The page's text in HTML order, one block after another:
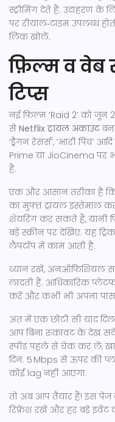
स्ट्रीमिंग देते हैं. उदाहरण के
पर रीयाल‑टाइम उपलब्ध
लिंक खोलें.
फ़िल्म व वेब
टिप्स
नई फिल्म ‘Raid 2’ को जून
से Netflix ट्रायल अकाउंट
‘ड्रैगन रेसर्स’, ‘भारी पिच’
Prime या JioCinema पर
हैं.
एक और आसान तरीका है
का मुफ्त ट्रायल इस्तेमाल
शेयरिंग कर सकते हैं, यानी
बड़े स्क्रीन पर देखिए. यह
लैपटॉप में काम आती है.
ध्यान रखें, अनऑफिशियल
लादती हैं. आधिकारिक
करें और कभी भी अपना
अंत में एक छोटी सी याद
आप बिना रुकावट के देख
स्पीड पहले से चेक कर लें,
दिन. 5 Mbps से ऊपर की
कोई lag नहीं आएगा.
तो अब आप तैयार हैं! इस पेज
रिफ्रेश रखें और हर बड़े इवेंट